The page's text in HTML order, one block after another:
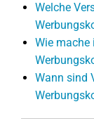
Welche
Wie mache
Wann sind